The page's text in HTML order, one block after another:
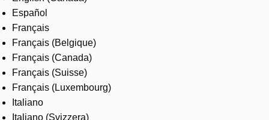
Español
Français
Français (Belgique)
Français (Canada)
Français (Suisse)
Français (Luxembourg)
Italiano
Italiano (Svizzera)